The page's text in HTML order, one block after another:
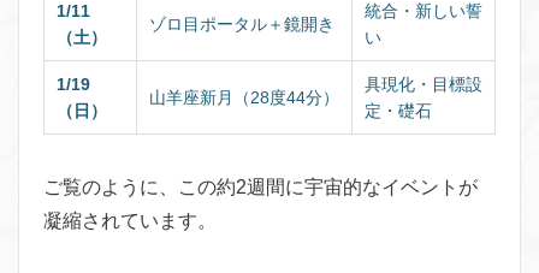
1/11
（土）
ゾロ目ポータル＋鏡開き
統合・新しい誓
い
1/19
（日）
山羊座新月（28度44分）
具現化・目標設
定・礎石
ご覧のように、この約2週間に宇宙的なイベントが
凝縮されています。